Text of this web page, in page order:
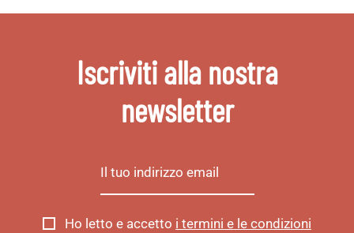
Iscriviti alla nostra
newsletter
Ho letto e accetto i termini e le condizioni